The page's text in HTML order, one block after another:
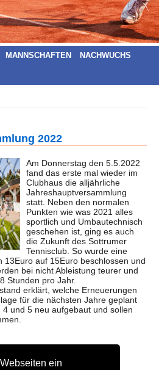
ein
MANNSCHAFTEN NACHWUCHS
2022
Am Donnerstag den 5.5.2022
fand das erste mal wieder im
Clubhaus die alljährliche
Jahreshauptversammlung
statt. Neben den normalen
Punkten wie was 2021 alles
sportlich und Umbautechnisch
geschehen ist, ging es auch
die Zukunft des Sottrumer
Tennisclub. So wurde eine
13Euro auf 15Euro beschlossen und
bei nicht Ableistung teurer und
Stunden pro Jahr.
erklärt, welche Erneuerungen
für die nächsten Jahre geplant
und 5 neu aufgebaut und sollen